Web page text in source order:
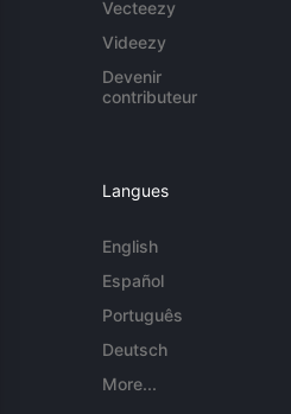
Vecteezy
Videezy
Devenir
contributeur
Langues
English
Español
Português
Deutsch
More...